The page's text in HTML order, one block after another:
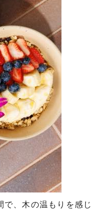
で、木の温もりを感じ